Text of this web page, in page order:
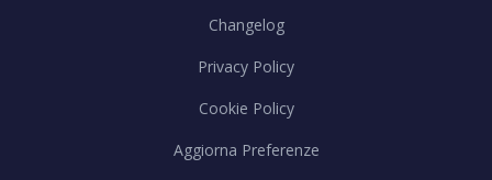
Changelog
Privacy Policy
Cookie Policy
Aggiorna Preferenze